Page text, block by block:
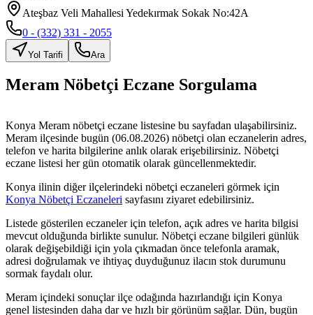
Ateşbaz Veli Mahallesi Yedekırmak Sokak No:42A
0 - (332) 331 - 2055
Yol Tarifi Ara
Meram Nöbetçi Eczane Sorgulama
Konya Meram nöbetçi eczane listesine bu sayfadan ulaşabilirsiniz.
Meram ilçesinde bugün (06.08.2026) nöbetçi olan eczanelerin adres,
telefon ve harita bilgilerine anlık olarak erişebilirsiniz. Nöbetçi
eczane listesi her gün otomatik olarak güncellenmektedir.
Konya ilinin diğer ilçelerindeki nöbetçi eczaneleri görmek için
Konya Nöbetçi Eczaneleri sayfasını ziyaret edebilirsiniz.
Listede gösterilen eczaneler için telefon, açık adres ve harita bilgisi
mevcut olduğunda birlikte sunulur. Nöbetçi eczane bilgileri günlük
olarak değişebildiği için yola çıkmadan önce telefonla aramak,
adresi doğrulamak ve ihtiyaç duyduğunuz ilacın stok durumunu
sormak faydalı olur.
Meram içindeki sonuçlar ilçe odağında hazırlandığı için Konya
genel listesinden daha dar ve hızlı bir görünüm sağlar. Dün, bugün